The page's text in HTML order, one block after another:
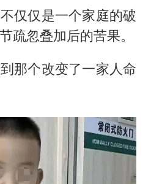
仅仅是一个家庭的破
疏忽叠加后的苦果。
那个改变了一家人命